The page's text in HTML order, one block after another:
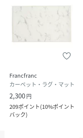
Francfranc
カーペット・ラグ・マット
2,300円
209ポイント(10%ポイント
バック)